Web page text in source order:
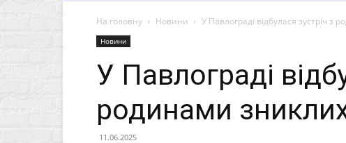
На головну Новини У Павлограді відбулася зустріч з
Новини
У Павлограді
родинами
11.06.2025